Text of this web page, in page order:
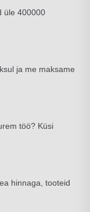
üle 400000
ja me maksame
töö? Küsi
hinnaga, tooteid